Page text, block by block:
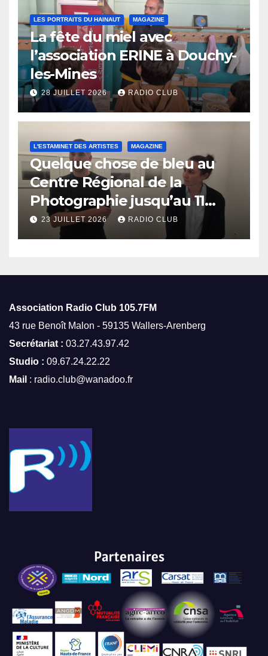
LES PORTRAITS DU HAINAUT MAGAZINE
La fête du miel avec
l’association ERINE à Douchy-
les-Mines
28 JUILLET 2026 RADIO CLUB
L'ESTAMINET DES ARTISTES MAGAZINE
Quelque chose de bleu au
Centre Régional de la
Photographie jusqu’au 11
octobre
23 JUILLET 2026 RADIO CLUB
Association Radio Club 105.7FM
43 rue Benoît Malon - 59135 Wallers-Arenberg
Secrétariat : 03.27.43.97.42
Studio : 09.67.24.22.22
Mail : radio.club@wanadoo.fr